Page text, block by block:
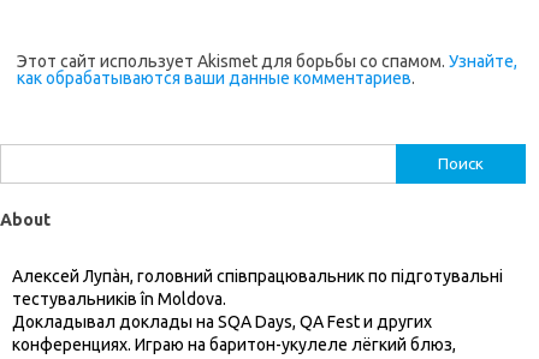
Этот сайт использует Akismet для борьбы со спамом. Узнайте,
как обрабатываются ваши данные комментариев.
About
Алексей Лупàн, головний спiвпрацювальник по підготувальні
тестувальників în Moldova.
Докладывал доклады на SQA Days, QA Fest и других
конференциях. Играю на баритон-укулеле лёгкий блюз,